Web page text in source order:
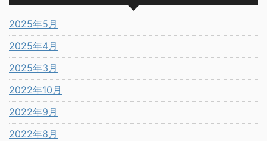
2025年5月
2025年4月
2025年3月
2022年10月
2022年9月
2022年8月